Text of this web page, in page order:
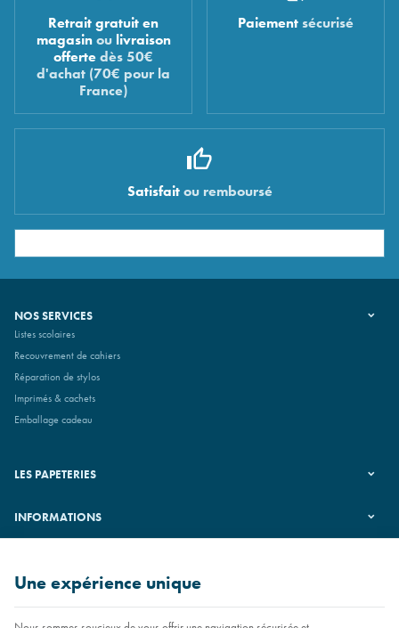
Retrait gratuit en
magasinou livraison
offerte dès 50€
d'achat (70€ pour la
France)
Paiement sécurisé
Satisfaitou remboursé
NOS SERVICES
Listes scolaires
Recouvrement de cahiers
Réparation de stylos
Imprimés & cachets
Emballage cadeau
LES PAPETERIES
INFORMATIONS
Une expérience unique